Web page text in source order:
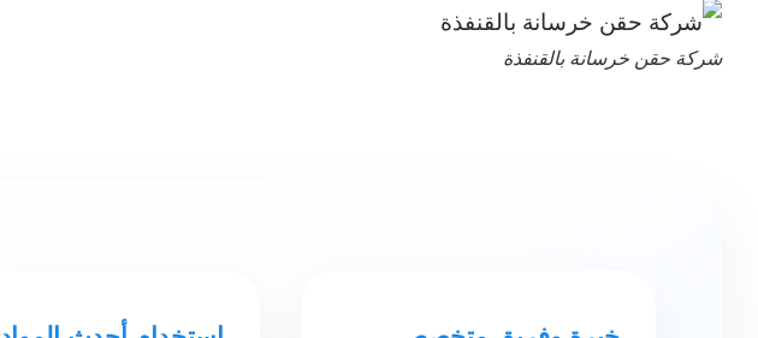
شركة حقن خرسانة بالقنفذة